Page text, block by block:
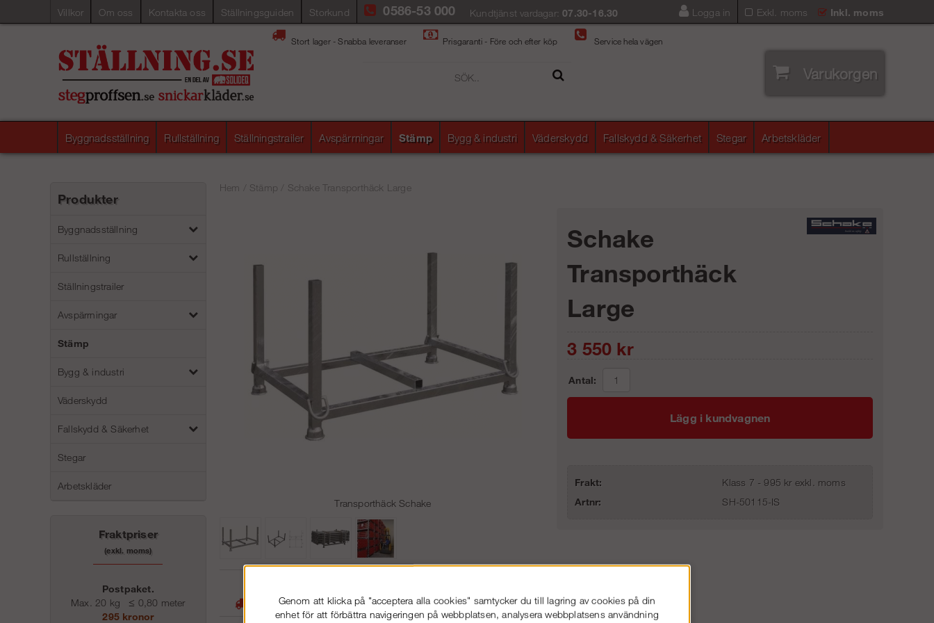
Villkor Om oss Kontakta oss Ställningsguiden Storkund Exkl. moms Inkl. moms
0586-53 000 Kundtjänst vardagar:07.30-16.30 Logga in
Stort lager - Snabba leveranser Prisgaranti - Före och efter köp Service hela vägen
Varukorgen
Byggnadsställning Rullställning Ställningstrailer Avspärrningar Stämp Bygg & industri Väderskydd Fallskydd & Säkerhet Stegar Arbetskläder
Produkter
Byggnadsställning
Rullställning
Ställningstrailer
Avspärrningar
Stämp
Bygg & industri
Väderskydd
Fallskydd & Säkerhet
Stegar
Arbetskläder
Fraktpriser
(exkl. moms)
Postpaket.
Max. 20 kg
≤ 0,80 meter
295 kronor
Hem Stämp Schake Transporthäck Large
Transporthäck Schake
Stora lager - snabb leverans
Prisgaranti
Schake
Transporthäck
Large
3 550 kr
Antal:
Lägg i kundvagnen
Frakt:
Klass 7 - 995 kr exkl. moms
Artnr:
SH-50115-IS
Genom att klicka på "acceptera alla cookies" samtycker du till lagring av cookies på din
enhet för att förbättra navigeringen på webbplatsen, analysera webbplatsens användning